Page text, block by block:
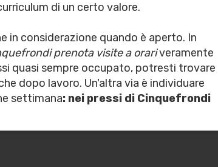
di un certo valore.
in considerazione quando è aperto. In
prenota visite a orariveramente
quasi sempre occupato, potresti trovare
dopo lavoro. Un'altra via è individuare
settimana: nei pressi di Cinquefrondi